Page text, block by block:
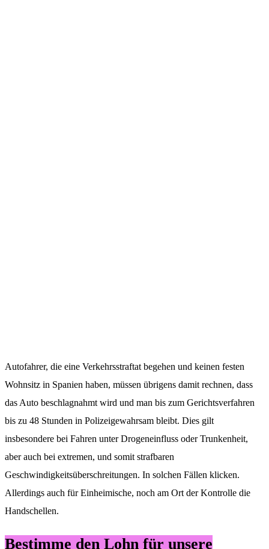
Autofahrer, die eine Verkehrsstraftat begehen und keinen festen
Wohnsitz in Spanien haben, müssen übrigens damit rechnen, dass
das Auto beschlagnahmt wird und man bis zum Gerichtsverfahren
bis zu 48 Stunden in Polizeigewahrsam bleibt. Dies gilt
insbesondere bei Fahren unter Drogeneinfluss oder Trunkenheit,
aber auch bei extremen, und somit strafbaren
Geschwindigkeitsüberschreitungen. In solchen Fällen klicken.
Allerdings auch für Einheimische, noch am Ort der Kontrolle die
Handschellen.
Bestimme den Lohn für unsere